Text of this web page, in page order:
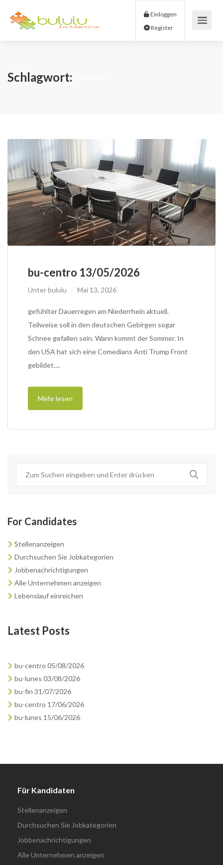
Einloggen
Schlagwort:
bu-centro 13/05/2026
Unterbululu Mai 13, 2026
gefühlter Dauerregen am Niederrhein aktuell.
Teilweise soll in den deutschen Gebirgen sogar
Schnee gefallen sein. Wann kommt der Sommer. In
den USA hat sich eine Comedians Anti Trump Front
gebildet….
Mehr lesen
For Candidates
Stellenanzeigen
Durchsuchen Sie Jobkategorien
Jobbenachrichtigungen
Alle Unternehmen anzeigen
Lebenslauf einreichen
Latest Posts
bu-centro 05/08/2026
bu-lunes 03/08/2026
bu-fin 31/07/2026
bu-centro 17/06/2026
bu-lunes 15/06/2026
Für Kandidaten
Stellenanzeigen
Durchsuchen Sie Jobkategorien
Jobbenachrichtigungen
Alle Unternehmen anzeigen